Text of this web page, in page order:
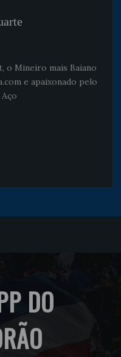
o Mineiro mais Baiano
e apaixonado pelo
DO